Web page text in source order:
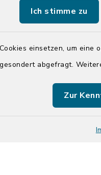
Ich stimme zu
einsetzen, um
abgefragt.
Zur